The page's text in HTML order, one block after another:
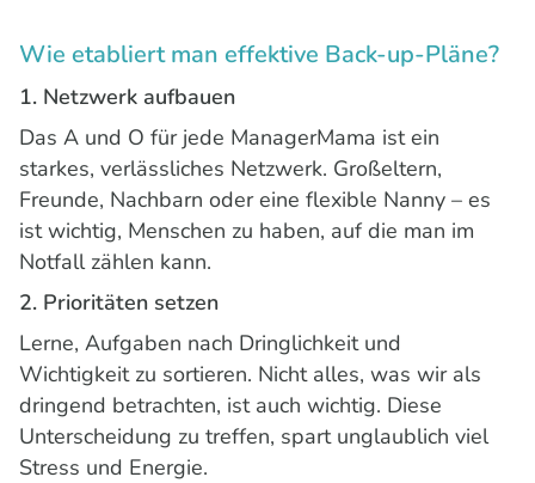
Wie etabliert man effektive Back-up-Pläne?
1. Netzwerk aufbauen
Das A und O für jede ManagerMama ist ein
starkes, verlässliches Netzwerk. Großeltern,
Freunde, Nachbarn oder eine flexible Nanny – es
ist wichtig, Menschen zu haben, auf die man im
Notfall zählen kann.
2. Prioritäten setzen
Lerne, Aufgaben nach Dringlichkeit und
Wichtigkeit zu sortieren. Nicht alles, was wir als
dringend betrachten, ist auch wichtig. Diese
Unterscheidung zu treffen, spart unglaublich viel
Stress und Energie.